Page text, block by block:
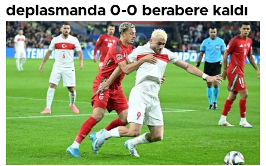
deplasmanda 0-0 berabere kaldı